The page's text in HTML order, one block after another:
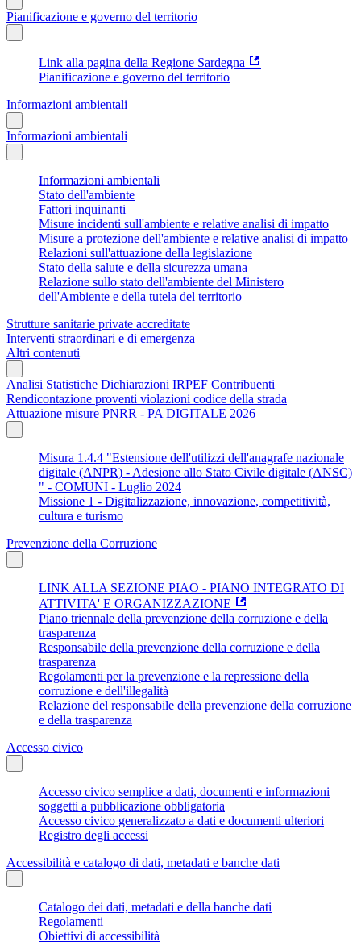
Pianificazione e governo del territorio
Link alla pagina della Regione Sardegna
Pianificazione e governo del territorio
Informazioni ambientali
Informazioni ambientali
Informazioni ambientali
Stato dell'ambiente
Fattori inquinanti
Misure incidenti sull'ambiente e relative analisi di impatto
Misure a protezione dell'ambiente e relative analisi di impatto
Relazioni sull'attuazione della legislazione
Stato della salute e della sicurezza umana
Relazione sullo stato dell'ambiente del Ministero
dell'Ambiente e della tutela del territorio
Strutture sanitarie private accreditate
Interventi straordinari e di emergenza
Altri contenuti
Analisi Statistiche Dichiarazioni IRPEF Contribuenti
Rendicontazione proventi violazioni codice della strada
Attuazione misure PNRR - PA DIGITALE 2026
Misura 1.4.4 "Estensione dell'utilizzi dell'anagrafe nazionale
digitale (ANPR) - Adesione allo Stato Civile digitale (ANSC)
" - COMUNI - Luglio 2024
Missione 1 - Digitalizzazione, innovazione, competitività,
cultura e turismo
Prevenzione della Corruzione
LINK ALLA SEZIONE PIAO - PIANO INTEGRATO DI
ATTIVITA' E ORGANIZZAZIONE
Piano triennale della prevenzione della corruzione e della
trasparenza
Responsabile della prevenzione della corruzione e della
trasparenza
Regolamenti per la prevenzione e la repressione della
corruzione e dell'illegalità
Relazione del responsabile della prevenzione della corruzione
e della trasparenza
Accesso civico
Accesso civico semplice a dati, documenti e informazioni
soggetti a pubblicazione obbligatoria
Accesso civico generalizzato a dati e documenti ulteriori
Registro degli accessi
Accessibilità e catalogo di dati, metadati e banche dati
Catalogo dei dati, metadati e della banche dati
Regolamenti
Obiettivi di accessibilità